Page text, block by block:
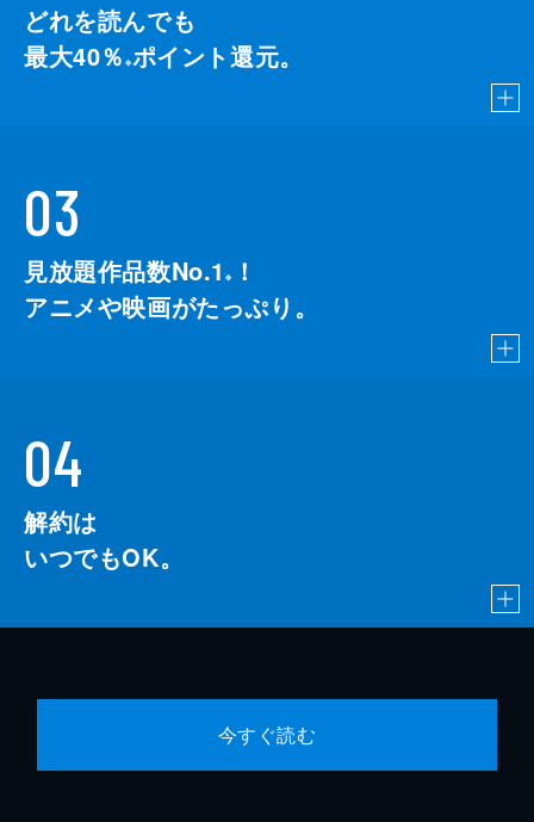
どれを読んでも
最大40％ ※ポイント還元。
03
見放題作品数No.1 ※
！
アニメや映画がたっぷり。
04
解約は
いつでもOK。
今すぐ読む